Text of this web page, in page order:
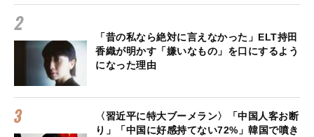
「昔の私なら絶対に言えなかった」ELT持田
香織が明かす「嫌いなもの」を口にするよう
になった理由
〈習近平に特大ブーメラン〉「中国人客お断
り」「中国に好感持てない72%」韓国で噴き